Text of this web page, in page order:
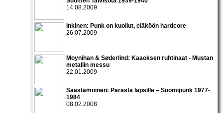
14.08.2009
Inkinen: Punk on kuollut, eläköön hardcore
26.07.2009
Moynihan & Søderlind: Kaaoksen ruhtinaat - Mustan
metallin messu
22.01.2009
Saastamoinen: Parasta lapsille – Suomipunk 1977-
1984
08.02.2008